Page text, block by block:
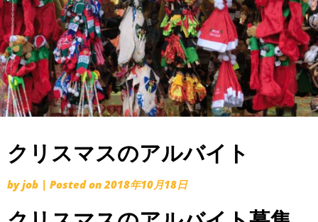
クリスマスのアルバイト
byjob | Posted on 2018年10月18日